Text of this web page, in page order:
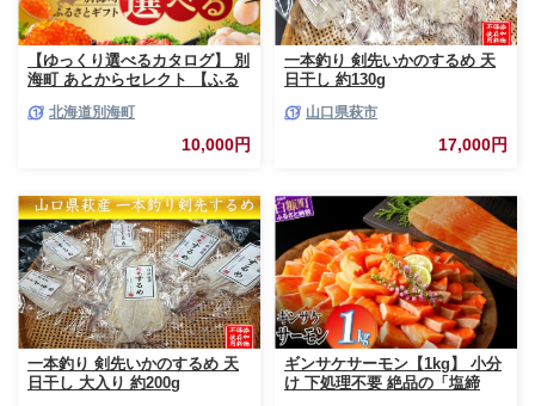
【ゆっくり選べるカタログ】 別
海町 あとからセレクト 【ふる
とから選べる！ ギフト いくら
ほたて 海鮮 牛肉 ケーキ アイス
【BY0000010】（ 後から選べ
カタログギフト あとからカタロ
グ あとからカタログポイント
あとからカタログギフト ふるさ
と納税 ）
北海道別海町
10,000円
一本釣り 剣先いかのするめ 天
日干し 約130g
山口県萩市
17,000円
一本釣り 剣先いかのするめ 天
日干し 大入り 約200g
ギンサケサーモン【1kg】 小分
け 下処理不要 絶品の「塩締